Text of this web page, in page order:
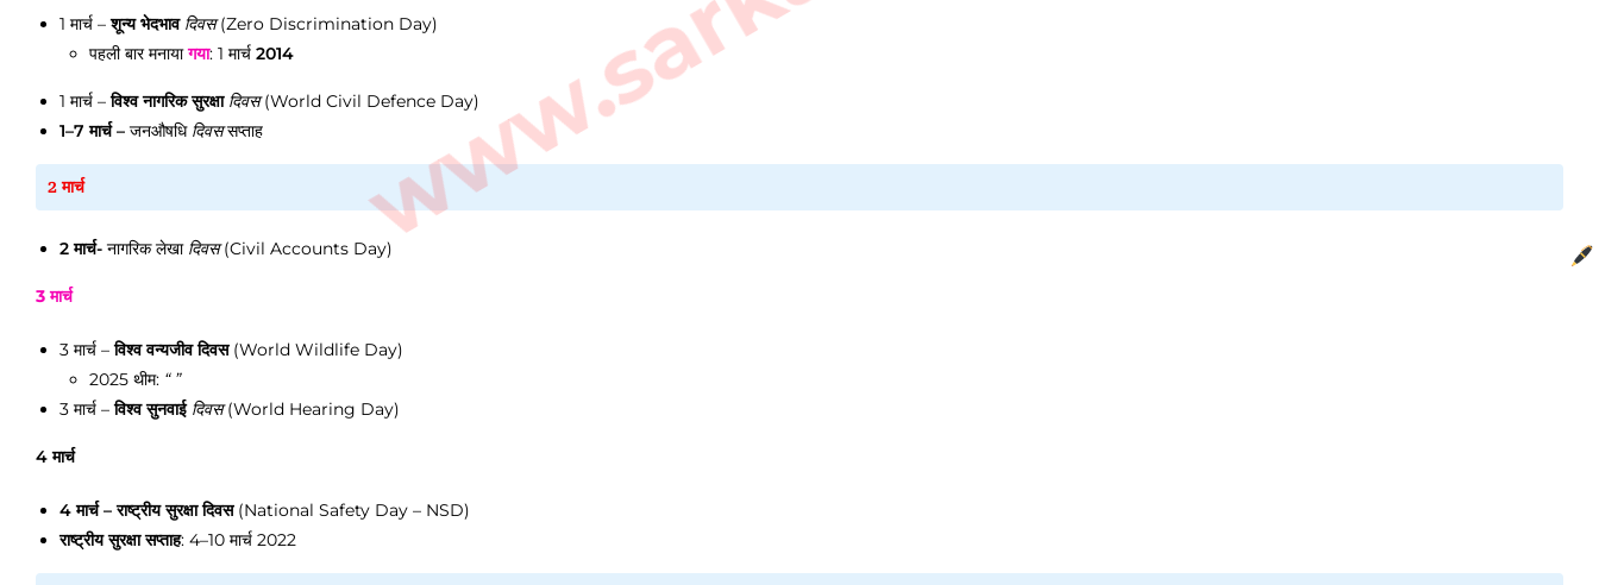
1 मार्च –शून्य भेदभाव दिवस(Zero Discrimination Day)
पहली बार मनायागया: 1 मार्च 2014
1 मार्च –विश्व नागरिक सुरक्षा दिवस(World Civil Defence Day)
1–7 मार्च– जनऔषधि दिवससप्ताह
2 मार्च
2 मार्च- नागरिक लेखा दिवस(Civil Accounts Day)
3 मार्च
3 मार्च –विश्व वन्यजीव दिवस(World Wildlife Day)
2025 थीम: “ ”
3 मार्च –विश्व सुनवाई दिवस(World Hearing Day)
4 मार्च
4 मार्च– राष्ट्रीय सुरक्षा दिवस(National Safety Day – NSD)
राष्ट्रीय सुरक्षा सप्ताह: 4–10 मार्च 2022